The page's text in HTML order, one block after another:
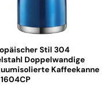
Stil 304
Doppelwandige
Kaffeekanne